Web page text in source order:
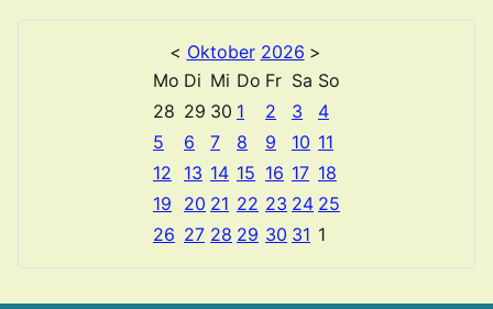
< Oktober 2026 >
Mo Di Mi Do Fr Sa So
28 29 30 1 2 3
4
5
6 7 8 9 10 11
12
13 14 15 16 17 18
19
20 21 22 23 24 25
26 27 28 29 30 31 1